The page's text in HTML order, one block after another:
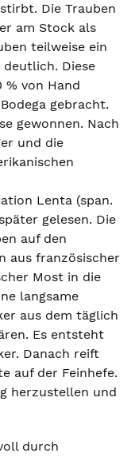
Die Trauben
am Stock als
teilweise ein
Diese
% von Hand
gebracht.
gewonnen. Nach
und die
Lenta (span.
gelesen. Die
auf den
aus französischer
Most in die
langsame
aus dem täglich
Es entsteht
Danach reift
auf der Feinhefe.
herzustellen und
durch